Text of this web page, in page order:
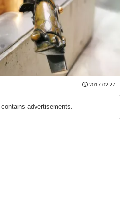
2017.02.27
advertisements.